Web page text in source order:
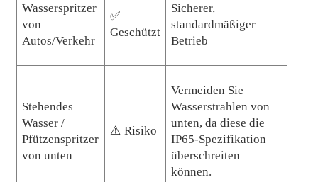
Wasserspritzer
von
Autos/Verkehr
✅
Geschützt
Sicherer,
standardmäßiger
Betrieb
Stehendes
Wasser /
Pfützenspritzer
von unten
⚠️ Risiko
Vermeiden Sie
Wasserstrahlen von
unten, da diese die
IP65-Spezifikation
überschreiten
können.